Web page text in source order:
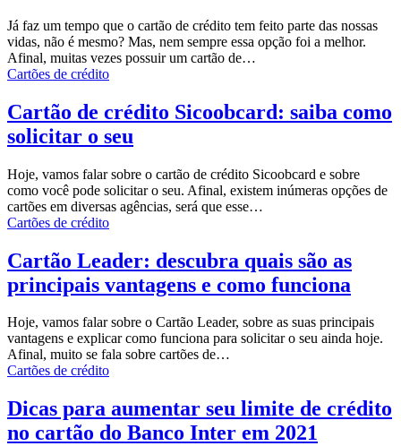
Já faz um tempo que o cartão de crédito tem feito parte das nossas
vidas, não é mesmo? Mas, nem sempre essa opção foi a melhor.
Afinal, muitas vezes possuir um cartão de…
Cartões de crédito
Cartão de crédito Sicoobcard: saiba como
solicitar o seu
Hoje, vamos falar sobre o cartão de crédito Sicoobcard e sobre
como você pode solicitar o seu. Afinal, existem inúmeras opções de
cartões em diversas agências, será que esse…
Cartões de crédito
Cartão Leader: descubra quais são as
principais vantagens e como funciona
Hoje, vamos falar sobre o Cartão Leader, sobre as suas principais
vantagens e explicar como funciona para solicitar o seu ainda hoje.
Afinal, muito se fala sobre cartões de…
Cartões de crédito
Dicas para aumentar seu limite de crédito
no cartão do Banco Inter em 2021